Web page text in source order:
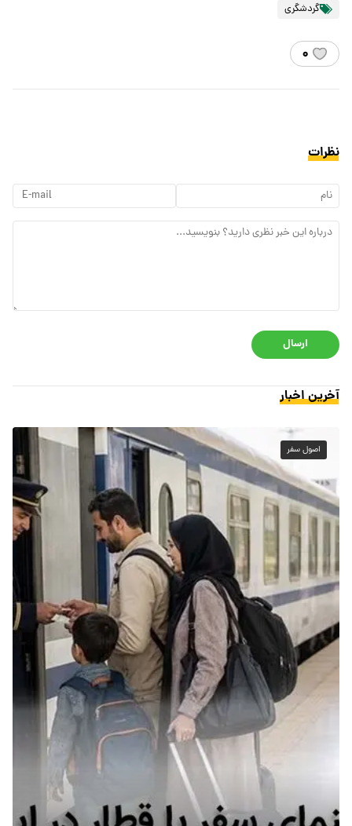
گردشگری
۰
نظرات
ارسال
آخرین اخبار
اصول سفر